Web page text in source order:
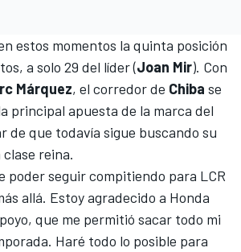
estos momentos la quinta posición
a solo 29 del líder (Joan Mir). Con
Márquez, el corredor de Chiba se
principal apuesta de la marca del
de que todavía sigue buscando su
reina.
poder seguir compitiendo para LCR
allá. Estoy agradecido a Honda
que me permitió sacar todo mi
Haré todo lo posible para